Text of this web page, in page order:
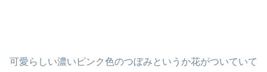
可愛らしい濃いピンク色のつぼみというか花がついていて